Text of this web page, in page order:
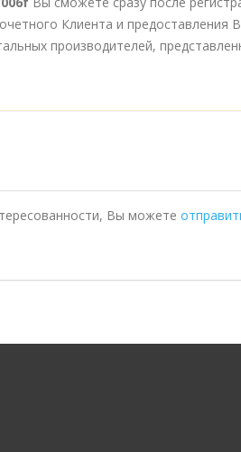
Клиента и предоставления
производителей,
Вы можете